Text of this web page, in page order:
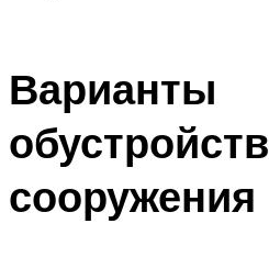
Варианты
сооружения